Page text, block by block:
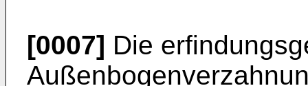
[0007] Die